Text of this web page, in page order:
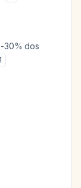
30% dos